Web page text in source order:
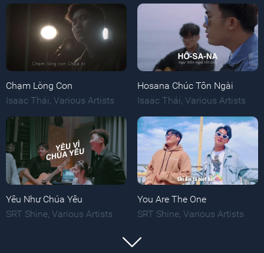
Chạm Lòng Con
Isaac Thái, Various Artists
Hosana Chúc Tôn Ngài
Isaac Thái, Various Artists
Yêu Như Chúa Yêu
SRT Shine Various Artists
You Are The One
SRT Shine, Various Artists